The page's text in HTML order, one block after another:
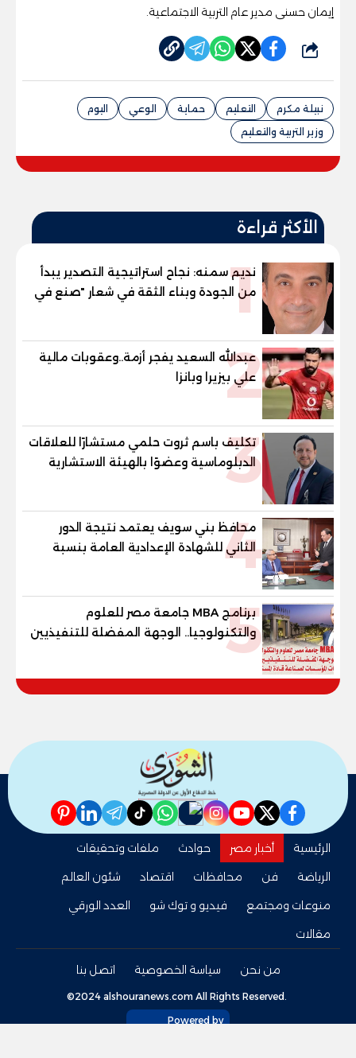
إيمان حسنی مدير عام التربية الاجتماعية.
شارك
نبيلة مكرم التعليم حماية الوعي
اليوم
وزير التربية والتعليم
الأكثر قراءة
1
نديم سمنه: نجاح استراتيجية التصدير يبدأ
من الجودة وبناء الثقة في شعار "صنع في
مصر"
2
عبدالله السعيد يفجر أزمة..وعقوبات مالية
علي بيزيرا وبانزا
3
تكليف باسم ثروت حلمي مستشارًا للعلاقات
الدبلوماسية وعضوًا بالهيئة الاستشارية
العليا لمنظمة «جاد جمينت يوإن»
4
محافظ بني سويف يعتمد نتيجة الدور
الثاني للشهادة الإعدادية العامة بنسبة
والنور للمكفوفين
5
برنامج MBA جامعة مصر للعلوم
والتكنولوجيا.. الوجهة المفضلة للتنفيذيين
وقيادات المؤسسات لصناعة قادة
facebook
twitter
youtube
instagram
nabd
whatsapp
tiktok
telegram
linkedin
pinterest
الرئيسية أخبار مصر حوادث
ملفات وتحقيقات
الرياضة
فن محافظات اقتصاد
شئون العالم
منوعات ومجتمع
فيديو و توك شو
العدد الورقي
مقالات
من نحن سياسة الخصوصية اتصل بنا
©2024 alshouranews.com All Rights Reserved.
Powered by